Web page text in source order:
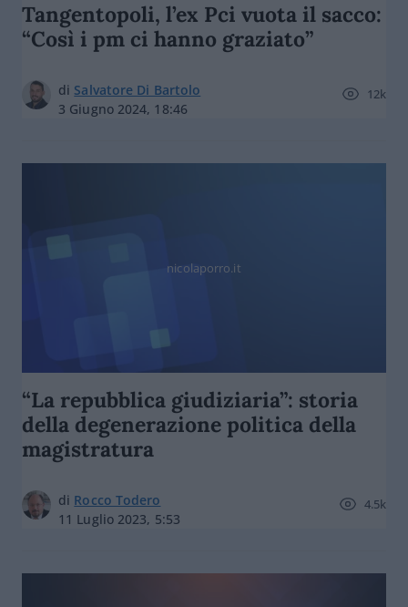
Tangentopoli, l’ex Pci vuota il sacco:
“Così i pm ci hanno graziato”
di Salvatore Di Bartolo
3 Giugno 2024, 18:46
12k
nicolaporro.it
“La repubblica giudiziaria”: storia
della degenerazione politica della
magistratura
di Rocco Todero
11 Luglio 2023, 5:53
4.5k